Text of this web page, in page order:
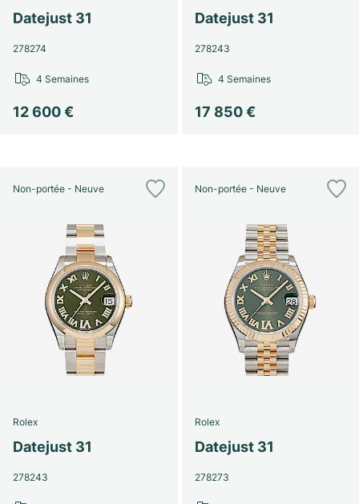
Datejust 31
278274
12 600 €
4 Semaines
Datejust 31
278243
17 850 €
4 Semaines
Non-portée - Neuve
Rolex
Datejust 31
278243
Non-portée - Neuve
Rolex
Datejust 31
278273